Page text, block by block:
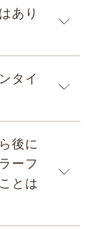
あり
タイ
後に
ーフ
とは